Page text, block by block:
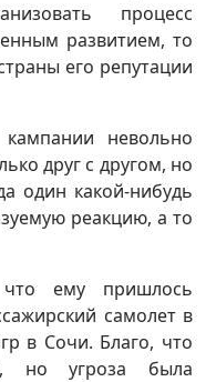
процесс
развитием, то
его репутации
невольно
друг с другом, но
один какой-нибудь
реакцию, а то
что ему пришлось
самолет в
в Сочи. Благо, что
но угроза была